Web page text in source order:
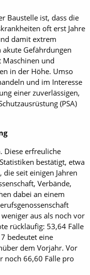
Baustelle ist, dass die
oft erst Jahre
damit extrem
Gefährdungen
und
in der Höhe. Umso
und im Interesse
einer zuverlässigen,
(PSA)
Diese erfreuliche
bestätigt, etwa
seit einigen Jahren
Verbände,
dabei an einem
aus als noch vor
rückläufig: 53,64 Fälle
bedeutet eine
dem Vorjahr. Vor
noch 66,60 Fälle pro